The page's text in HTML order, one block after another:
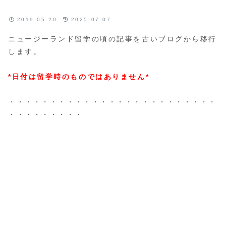
2019.05.20 2025.07.07
ニュージーランド留学の頃の記事を古いブログから移行
します。
*日付は留学時のものではありません*
・・・・・・・・・・・・・・・・・・・・・・・・・
・・・・・・・・・